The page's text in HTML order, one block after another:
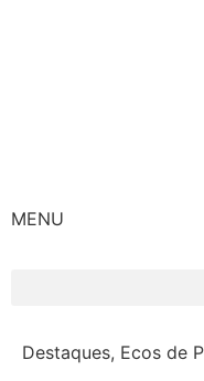
MENU
Destaques, Ecos de